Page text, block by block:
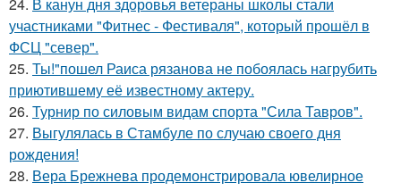
участниками "Фитнес - Фестиваля", который прошёл в
ФСЦ "север".
25. Ты!"пошел Раиса рязанова не побоялась нагрубить
приютившему её известному актеру.
26. Турнир по силовым видам спорта "Сила Тавров".
27. Выгулялась в Стамбуле по случаю своего дня
рождения!
28. Вера Брежнева продемонстрировала ювелирное